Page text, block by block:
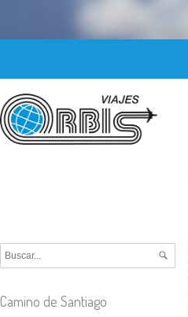
Camino de Santiago